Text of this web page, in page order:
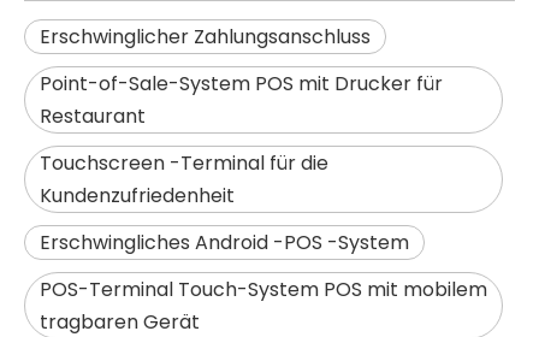
Erschwinglicher Zahlungsanschluss
Point-of-Sale-System POS mit Drucker für
Restaurant
Touchscreen -Terminal für die
Kundenzufriedenheit
Erschwingliches Android -POS -System
POS-Terminal Touch-System POS mit mobilem
tragbaren Gerät